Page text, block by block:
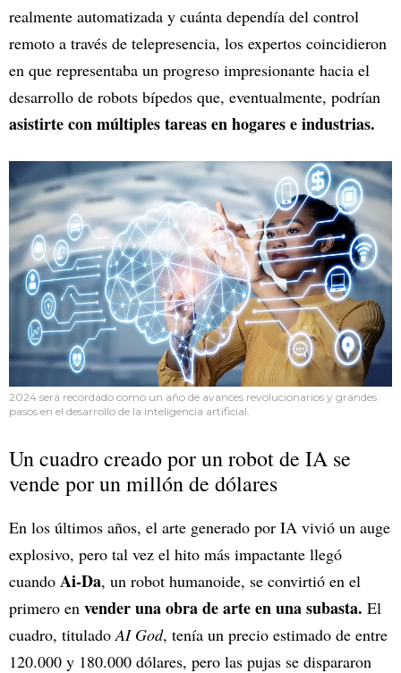
realmente automatizada y cuánta dependía del control
remoto a través de telepresencia, los expertos coincidieron
en que representaba un progreso impresionante hacia el
desarrollo de robots bípedos que, eventualmente, podrían
asistirte con múltiples tareas en hogares e industrias.
2024 será recordado como un año de avances revolucionarios y grandes
pasos en el desarrollo de la inteligencia artificial.
Un cuadro creado por un robot de IA se
vende por un millón de dólares
En los últimos años, el arte generado por IA vivió un auge
explosivo, pero tal vez el hito más impactante llegó
cuando Ai-Da, un robot humanoide, se convirtió en el
primero en vender una obra de arte en una subasta. El
cuadro, titulado AI God, tenía un precio estimado de entre
120.000 y 180.000 dólares, pero las pujas se dispararon